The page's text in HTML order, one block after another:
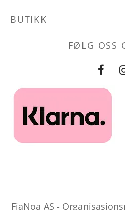
BUTIKK
FØLG OSS
FiaNoa AS -